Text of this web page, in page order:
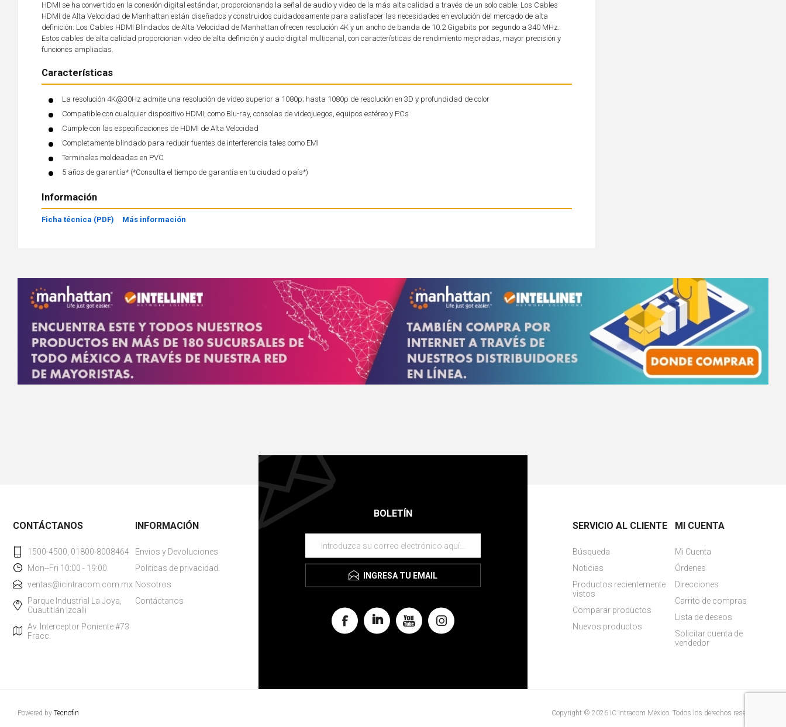
HDMI se ha convertido en la conexión digital estándar, proporcionando la señal de audio y video de la más alta calidad a través de un solo cable. Los Cables
HDMI de Alta Velocidad de Manhattan están diseñados y construidos cuidadosamente para satisfacer las necesidades en evolución del mercado de alta
definición. Los Cables HDMI Blindados de Alta Velocidad de Manhattan ofrecen resolución 4K y un ancho de banda de 10.2 Gigabits por segundo a 340 MHz.
Estos cables de alta calidad proporcionan video de alta definición y audio digital multicanal, con características de rendimiento mejoradas, mayor precisión y
funciones ampliadas.
Características
La resolución 4K@30Hz admite una resolución de vídeo superior a 1080p; hasta 1080p de resolución en 3D y profundidad de color
Compatible con cualquier dispositivo HDMI, como Blu-ray, consolas de videojuegos, equipos estéreo y PCs
Cumple con las especificaciones de HDMI de Alta Velocidad
Completamente blindado para reducir fuentes de interferencia tales como EMI
Terminales moldeadas en PVC
5 años de garantía* (*Consulta el tiempo de garantía en tu ciudad o país*)
Información
Ficha técnica (PDF) Más información
BOLETÍN
INGRESA TU EMAIL
CONTÁCTANOS
1500-4500, 01800-8008464
Mon--Fri 10:00 - 19:00
ventas@icintracom.com.mx
Parque Industrial La Joya,
Cuautitlán Izcalli
Av. Interceptor Poniente #73
Fracc.
INFORMACIÓN
Envios y Devoluciones
Politicas de privacidad.
Nosotros
Contáctanos
SERVICIO AL CLIENTE
Búsqueda
Noticias
Productos recientemente
vistos
Comparar productos
Nuevos productos
MI CUENTA
Mi Cuenta
Órdenes
Direcciones
Carrito de compras
Lista de deseos
Solicitar cuenta de
vendedor
Powered by Tecnofin Copyright © 2026 IC Intracom México. Todos los derechos reservados.